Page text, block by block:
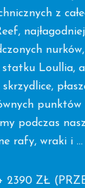
z
nurków,
statku Loullia,
punktów
podczas
rafy, wraki i
2390 ZŁ